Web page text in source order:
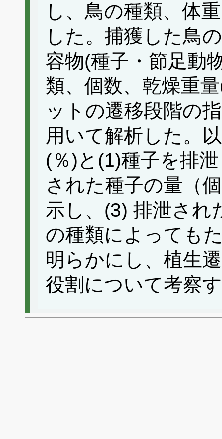
し、鳥の種類、体
した。捕獲した鳥
容物(種子・節足動
類、個数、乾燥重
ットの遷移段階の
用いて解析した。
(％)と(1)種子を排
された種子の量（
示し、(3) 排泄され
の種類によっても
明らかにし、植生
役割について考察